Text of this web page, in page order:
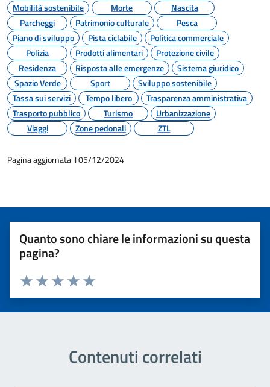
Mobilità sostenibile Morte
Nascita
Parcheggi
Patrimonio culturale
Pesca
Piano di sviluppo
Pista ciclabile
Politica commerciale
Polizia
Prodotti alimentari
Protezione civile
Residenza
Risposta alle emergenze
Sistema giuridico
Spazio Verde
Sport
Sviluppo sostenibile
Tassa sui servizi
Tempo libero
Trasparenza amministrativa
Trasporto pubblico
Turismo
Urbanizzazione
Viaggi
Zone pedonali ZTL
Pagina aggiornata il 05/12/2024
Quanto sono chiare le informazioni su questa
pagina?
Valuta 5 stelle su 5
Valuta 4 stelle su 5
Valuta 3 stelle su 5
Valuta 2 stelle su 5
Valuta 1 stelle su 5
Contenuti correlati